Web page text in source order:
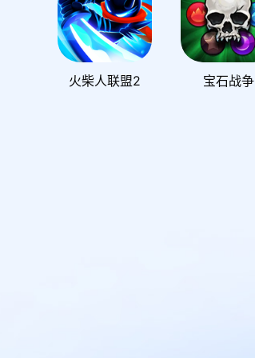
火柴人联盟2 宝石战争